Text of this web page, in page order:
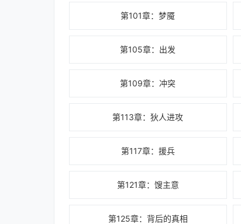
第101章：梦魇
第105章：出发
第109章：冲突
第113章：狄人进攻
第117章：援兵
第121章：馊主意
第125章：背后的真相